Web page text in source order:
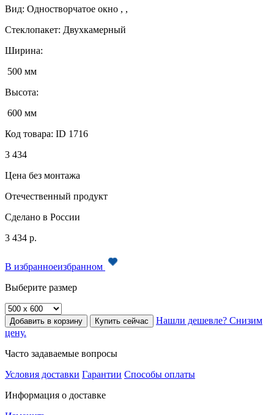
Вид: Одностворчатое окно , ,
Стеклопакет: Двухкамерный
Ширина:
500 мм
Высота:
600 мм
Код товара: ID 1716
3 434
Цена без монтажа
Отечественный продукт
Сделано в России
3 434 р.
В избранноеизбранном
Выберите размер
Добавить в корзину Купить сейчас
Нашли дешевле? Снизим
цену.
Часто задаваемые вопросы
Условия доставки Гарантии Способы оплаты
Информация о доставке